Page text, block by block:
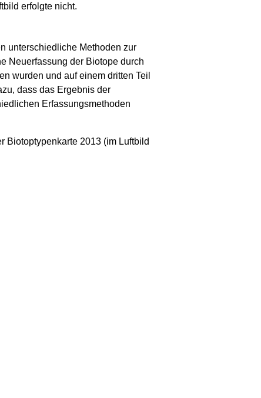
erfolgte nicht.
unterschiedliche Methoden zur
Neuerfassung der Biotope durch
wurden und auf einem dritten Teil
dass das Ergebnis der
Erfassungsmethoden
Biotoptypenkarte 2013 (im Luftbild